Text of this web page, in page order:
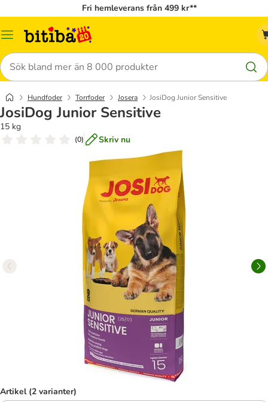
Fri hemleverans från 499 kr**
Meny
Sök
Hundfoder Torrfoder Josera JosiDog Junior Sensitive
JosiDog Junior Sensitive
15 kg
(0) Skriv nu
Artikel (2 varianter)